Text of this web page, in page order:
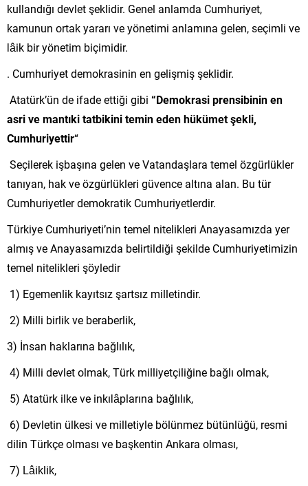
kullandığı devlet şeklidir. Genel anlamda Cumhuriyet,
kamunun ortak yararı ve yönetimi anlamına gelen, seçimli ve
lâik bir yönetim biçimidir.
. Cumhuriyet demokrasinin en gelişmiş şeklidir.
Atatürk’ün de ifade ettiği gibi “Demokrasi prensibinin en
asri ve mantıki tatbikini temin eden hükümet şekli,
Cumhuriyettir“
Seçilerek işbaşına gelen ve Vatandaşlara temel özgürlükler
tanıyan, hak ve özgürlükleri güvence altına alan. Bu tür
Cumhuriyetler demokratik Cumhuriyetlerdir.
Türkiye Cumhuriyeti’nin temel nitelikleri Anayasamızda yer
almış ve Anayasamızda belirtildiği şekilde Cumhuriyetimizin
temel nitelikleri şöyledir
1) Egemenlik kayıtsız şartsız milletindir.
2) Milli birlik ve beraberlik,
3) İnsan haklarına bağlılık,
4) Milli devlet olmak, Türk milliyetçiliğine bağlı olmak,
5) Atatürk ilke ve inkılâplarına bağlılık,
6) Devletin ülkesi ve milletiyle bölünmez bütünlüğü, resmi
dilin Türkçe olması ve başkentin Ankara olması,
7) Lâiklik,